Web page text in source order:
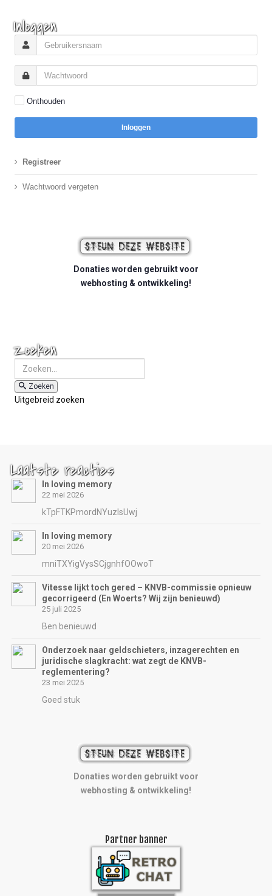
Inloggen
Onthouden
Inloggen
Registreer
Wachtwoord vergeten
Donaties worden gebruikt voor
webhosting & ontwikkeling!
Zoeken
Zoeken
Uitgebreid zoeken
Laatste reacties
In loving memory
22 mei 2026
kTpFTKPmordNYuzIsUwj
In loving memory
20 mei 2026
mniTXYigVysSCjgnhfOOwoT
Vitesse lijkt toch gered – KNVB-commissie opnieuw
gecorrigeerd (En Woerts? Wij zijn benieuwd)
25 juli 2025
Ben benieuwd
Onderzoek naar geldschieters, inzagerechten en
juridische slagkracht: wat zegt de KNVB-
reglementering?
23 mei 2025
Goed stuk
Donaties worden gebruikt voor
webhosting & ontwikkeling!
Partner banner